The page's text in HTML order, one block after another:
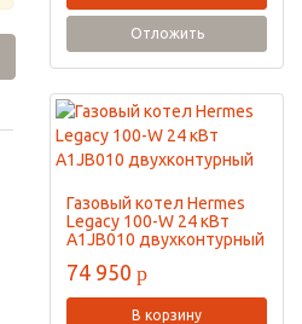
Отложить
Газовый котел Hermes
Legacy 100-W 24 кВт
A1JB010 двухконтурный
74 950 p
В корзину